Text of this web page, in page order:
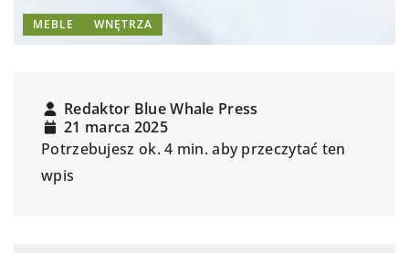
MEBLE WNĘTRZA
Redaktor Blue Whale Press
21 marca 2025
Potrzebujesz ok. 4 min. aby przeczytać ten
wpis